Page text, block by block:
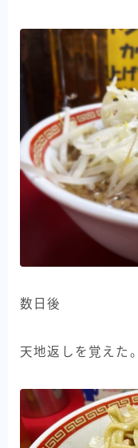
数日後
天地返しを覚えた。